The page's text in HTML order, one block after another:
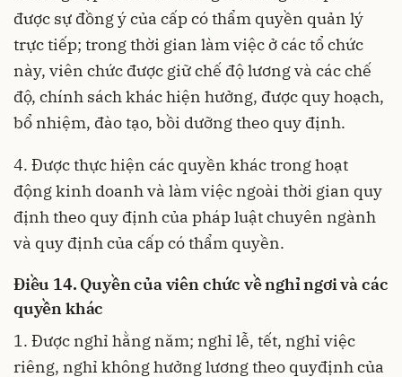
được sự đồng ý của cấp có thẩm quyền quản lý
trực tiếp; trong thời gian làm việc ở các tổ chức
này, viên chức được giữ chế độ lương và các chế
độ, chính sách khác hiện hưởng, được quy hoạch,
bổ nhiệm, đào tạo, bồi dưỡng theo quy định.
4. Được thực hiện các quyền kháctrong hoạt
động kinh doanh và làm việc ngoài thời gian quy
địnhtheo quy định của pháp luật chuyên ngành
và quy định của cấp có thẩm quyền.
Điều 14. Quyền của viên chức về nghỉ ngơivà các
quyền khác
1. Được nghỉ hằng năm; nghỉ lễ, tết, nghỉ việc
riêng, nghỉ không hưởng lương theo quyđịnh của